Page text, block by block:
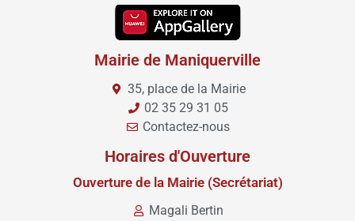
Mairie de Maniquerville
35, place de la Mairie
02 35 29 31 05
Contactez-nous
Horaires d'Ouverture
Ouverture de la Mairie (Secrétariat)
Magali Bertin